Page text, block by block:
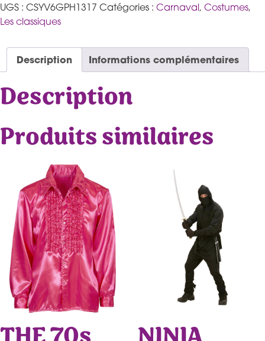
UGS : CSYV6GPH1317 Catégories : Carnaval, Costumes,
Les classiques
Description Informations complémentaires
Description
Produits similaires